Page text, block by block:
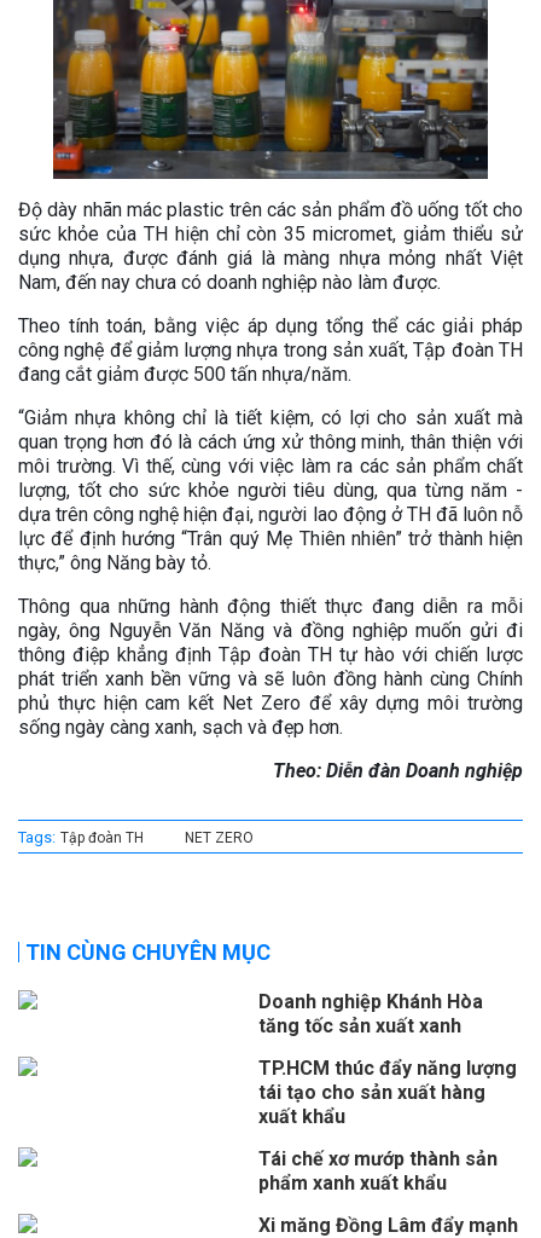
Độ dày nhãn mác plastic trên các sản phẩm đồ uống tốt cho
sức khỏe của TH hiện chỉ còn 35 micromet, giảm thiểu sử
dụng nhựa, được đánh giá là màng nhựa mỏng nhất Việt
Nam, đến nay chưa có doanh nghiệp nào làm được.
Theo tính toán, bằng việc áp dụng tổng thể các giải pháp
công nghệ để giảm lượng nhựa trong sản xuất, Tập đoàn TH
đang cắt giảm được 500 tấn nhựa/năm.
“Giảm nhựa không chỉ là tiết kiệm, có lợi cho sản xuất mà
quan trọng hơn đó là cách ứng xử thông minh, thân thiện với
môi trường. Vì thế, cùng với việc làm ra các sản phẩm chất
lượng, tốt cho sức khỏe người tiêu dùng, qua từng năm -
dựa trên công nghệ hiện đại, người lao động ở TH đã luôn nỗ
lực để định hướng “Trân quý Mẹ Thiên nhiên” trở thành hiện
thực,” ông Năng bày tỏ.
Thông qua những hành động thiết thực đang diễn ra mỗi
ngày, ông Nguyễn Văn Năng và đồng nghiệp muốn gửi đi
thông điệp khẳng định Tập đoàn TH tự hào với chiến lược
phát triển xanh bền vững và sẽ luôn đồng hành cùng Chính
phủ thực hiện cam kết Net Zero để xây dựng môi trường
sống ngày càng xanh, sạch và đẹp hơn.
Theo: Diễn đàn Doanh nghiệp
Tags: Tập đoàn TH NET ZERO
TIN CÙNG CHUYÊN MỤC
Doanh nghiệp Khánh Hòa
tăng tốc sản xuất xanh
TP.HCM thúc đẩy năng lượng
tái tạo cho sản xuất hàng
xuất khẩu
Tái chế xơ mướp thành sản
phẩm xanh xuất khẩu
Xi măng Đồng Lâm đẩy mạnh